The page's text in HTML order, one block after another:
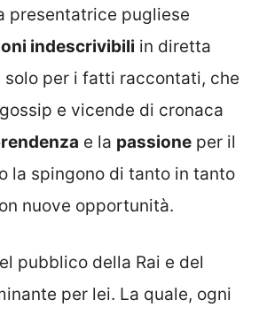
presentatrice pugliese
indescrivibili in diretta
solo per i fatti raccontati, che
e vicende di cronaca
e la passione per il
la spingono di tanto in tanto
nuove opportunità.
pubblico della Rai e del
per lei. La quale, ogni